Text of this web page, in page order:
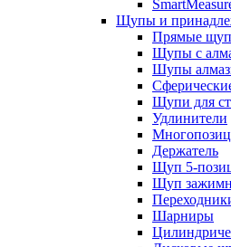
Щупы и
Прямые
Щупы с
Шупы
Щупи для
Удлинители
Держатель
Щуп 5-
Щуп
Шарниры